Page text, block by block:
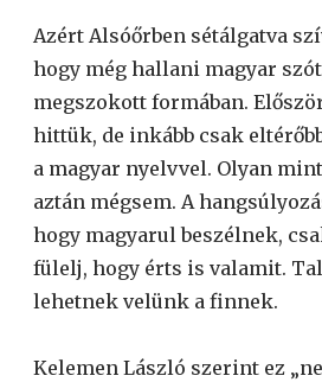
Azért Alsóőrben sétálgatva
hogy még hallani magyar
megszokott formában.
hittük, de inkább csak
a magyar nyelvvel. Olyan
aztán mégsem. A
hogy magyarul beszélnek,
fülelj, hogy érts is valamit.
lehetnek velünk a finnek.
Kelemen László szerint ez